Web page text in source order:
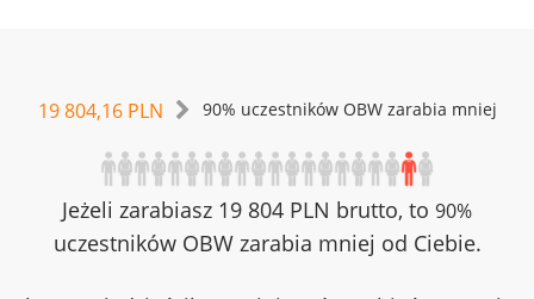
19 804,16 PLN 90% uczestników OBW zarabia mniej
Jeżeli zarabiasz 19 804 PLN brutto, to 90%
uczestników OBW zarabia mniej od Ciebie.